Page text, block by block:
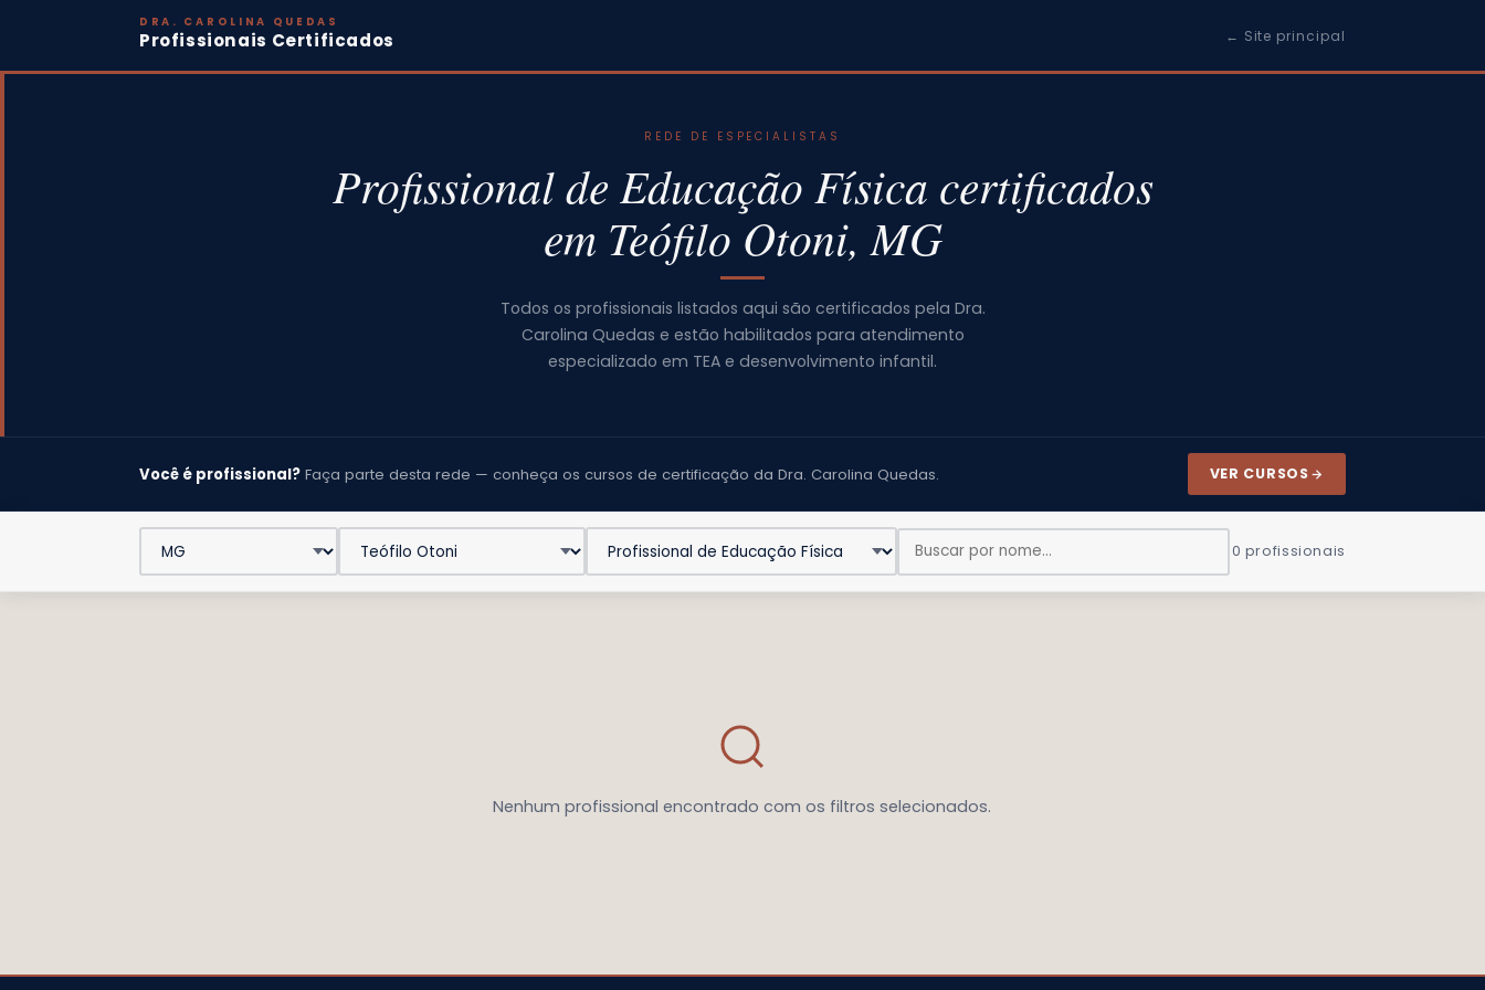
DRA. CAROLINA QUEDAS
Profissionais Certificados ← Site principal
REDE DE ESPECIALISTAS
Profissional de Educação Física certificados
em Teófilo Otoni, MG
Todos os profissionais listados aqui são certificados pela Dra.
Carolina Quedas e estão habilitados para atendimento
especializado em TEA e desenvolvimento infantil.
Você é profissional? Faça parte desta rede — conheça os cursos de certificação da Dra. Carolina Quedas. VER CURSOS
0 profissionais
Nenhum profissional encontrado com os filtros selecionados.